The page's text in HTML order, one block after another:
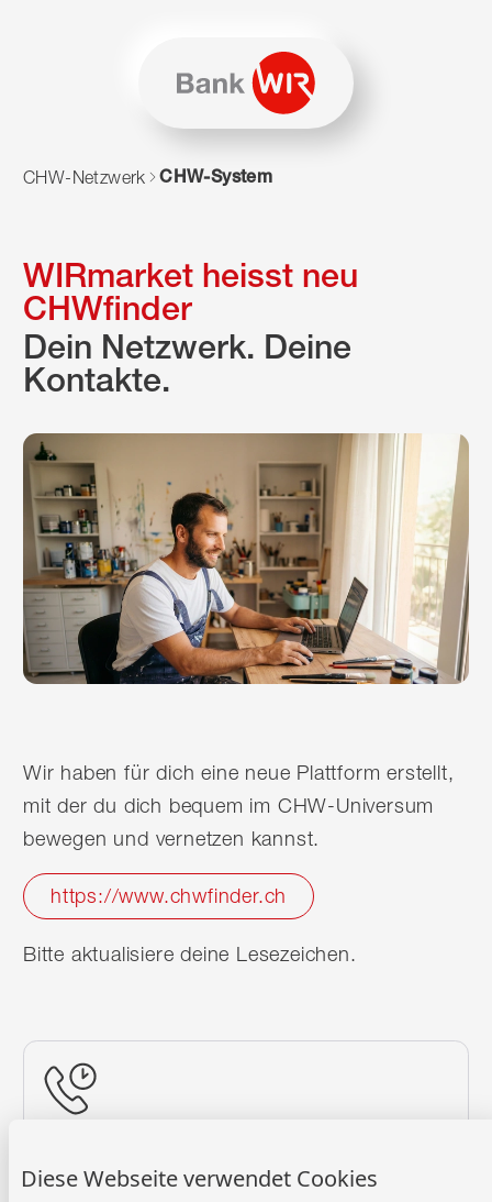
Diese Webseite verwendet Cookies
Zum Navigieren dieser Seite wird JavaScript benötigt.
CHW-Netzwerk CHW-System
WIRmarket heisst neu
CHWfinder
Dein Netzwerk. Deine
Kontakte.
Wir haben für dich eine neue Plattform erstellt,
mit der du dich bequem im CHW-Universum
bewegen und vernetzen kannst.
https://www.chwfinder.ch
Bitte aktualisiere deine Lesezeichen.